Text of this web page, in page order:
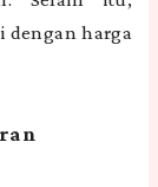
dengan harga